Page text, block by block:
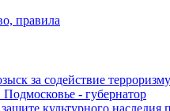
правила
за содействие терроризму
- губернатор
культурного наследия